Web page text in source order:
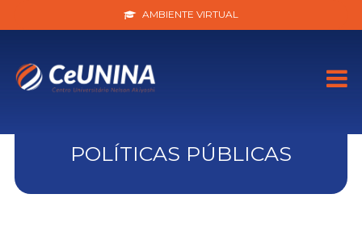
AMBIENTE VIRTUAL
POLÍTICAS PÚBLICAS